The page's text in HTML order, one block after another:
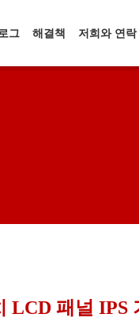
그 해결책 저희와 연락
LCD 패널 IPS